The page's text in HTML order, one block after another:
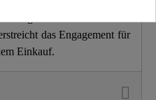
das Engagement für
Einkauf.